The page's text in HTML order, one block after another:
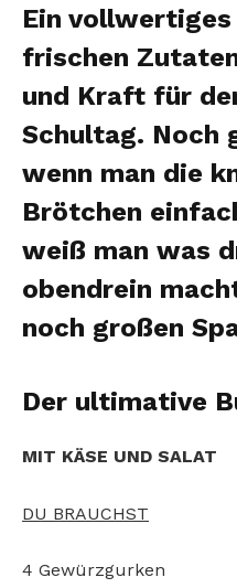
Ein
frischen
und Kraft für
Schultag. Noch
wenn man die
Brötchen
weiß man was
obendrein
noch großen
Der ultimative
MIT KÄSE UND SALAT
DU BRAUCHST
4 Gewürzgurken